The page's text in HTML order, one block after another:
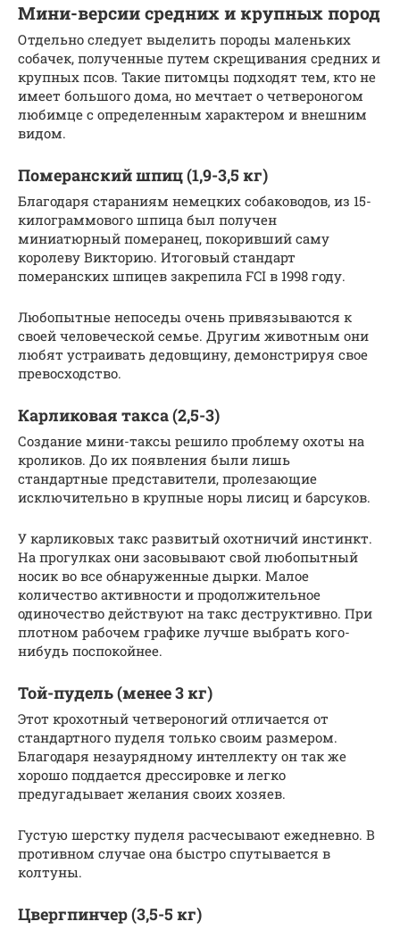
Мини-версии средних и крупных пород
Отдельно следует выделить породы маленьких
собачек, полученные путем скрещивания средних и
крупных псов. Такие питомцы подходят тем, кто не
имеет большого дома, но мечтает о четвероногом
любимце с определенным характером и внешним
видом.
Померанский шпиц (1,9-3,5 кг)
Благодаря стараниям немецких собаководов, из 15-
килограммового шпица был получен
миниатюрный померанец, покоривший саму
королеву Викторию. Итоговый стандарт
померанских шпицев закрепила FCI в 1998 году.
Любопытные непоседы очень привязываются к
своей человеческой семье. Другим животным они
любят устраивать дедовщину, демонстрируя свое
превосходство.
Карликовая такса (2,5-3)
Создание мини-таксы решило проблему охоты на
кроликов. До их появления были лишь
стандартные представители, пролезающие
исключительно в крупные норы лисиц и барсуков.
У карликовых такс развитый охотничий инстинкт.
На прогулках они засовывают свой любопытный
носик во все обнаруженные дырки. Малое
количество активности и продолжительное
одиночество действуют на такс деструктивно. При
плотном рабочем графике лучше выбрать кого-
нибудь поспокойнее.
Той-пудель (менее 3 кг)
Этот крохотный четвероногий отличается от
стандартного пуделя только своим размером.
Благодаря незаурядному интеллекту он так же
хорошо поддается дрессировке и легко
предугадывает желания своих хозяев.
Густую шерстку пуделя расчесывают ежедневно. В
противном случае она быстро спутывается в
колтуны.
Цвергпинчер (3,5-5 кг)